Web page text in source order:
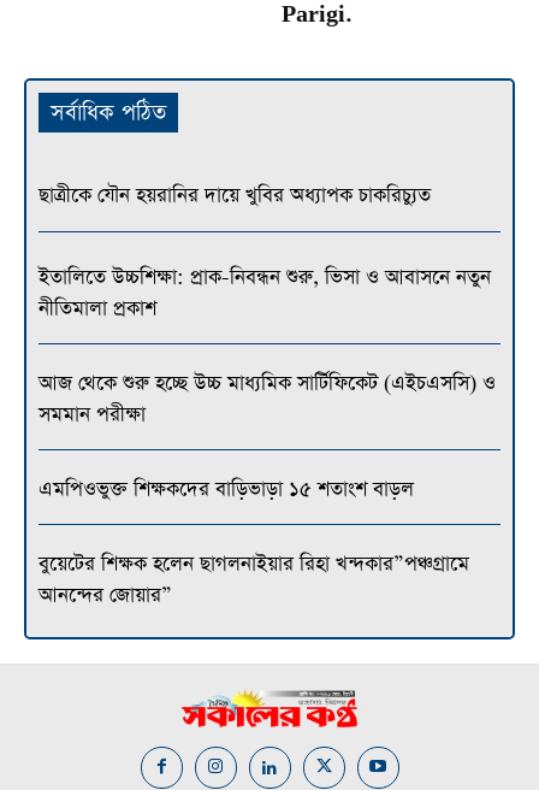
Parigi.
সর্বাধিক পঠিত
ছাত্রীকে যৌন হয়রানির দায়ে খুবির অধ্যাপক চাকরিচ্যুত
ইতালিতে উচ্চশিক্ষা: প্রাক-নিবন্ধন শুরু, ভিসা ও আবাসনে নতুন
নীতিমালা প্রকাশ
আজ থেকে শুরু হচ্ছে উচ্চ মাধ্যমিক সার্টিফিকেট (এইচএসসি) ও
সমমান পরীক্ষা
এমপিওভুক্ত শিক্ষকদের বাড়িভাড়া ১৫ শতাংশ বাড়ল
বুয়েটের শিক্ষক হলেন ছাগলনাইয়ার রিহা খন্দকার”পঞ্চগ্রামে
আনন্দের জোয়ার”